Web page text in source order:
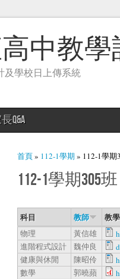
中教
及學校日上傳系統
Q&A
您在這裡
首頁» 112-1學期 » 112-1學期
112-1學期305班
科目 教師 教
物理 黃信雄
進階程式設計
魏仲良
健康與休閒
陳昭伶
數學
郭曉蘋